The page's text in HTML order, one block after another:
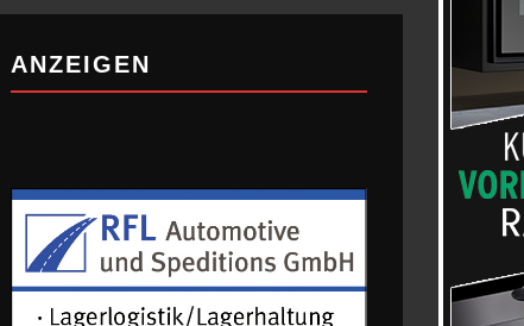
ANZEIGEN